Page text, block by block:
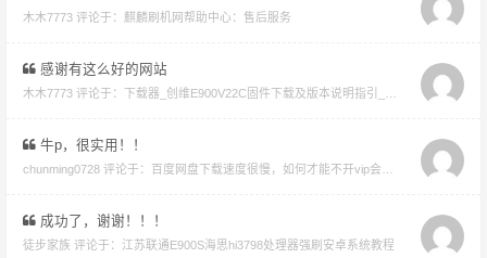
木木7773 评论于： 麒麟刷机网帮助中心：售后服务
感谢有这么好的网站
木木7773 评论于： 下载器_创维E900V22C固件下载及版本说明指引_看好在下载避免刷成砖
牛p，很实用！！
chunming0728 评论于： 百度网盘下载速度很慢，如何才能不开vip会员就能享受高速下载的教程
成功了，谢谢！！！
徒步家族 评论于： 江苏联通E900S海思hi3798处理器强刷安卓系统教程